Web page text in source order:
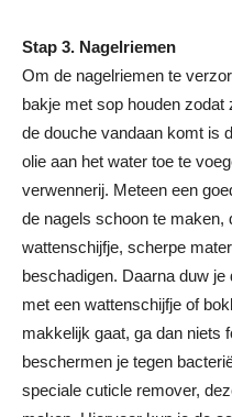
Stap 3. Nagelriemen
Om de nagelriemen te
bakje met sop houden
de douche vandaan komt is
olie aan het water toe te
verwennerij. Meteen een
de nagels schoon te maken,
wattenschijfje, scherpe
beschadigen. Daarna duw
met een wattenschijfje of
makkelijk gaat, ga dan niets
beschermen je tegen
speciale cuticle remover,